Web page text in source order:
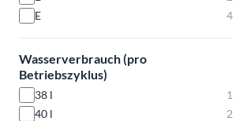
E
4
Wasserverbrauch (pro
Betriebszyklus)
38 l
1
40 l
2